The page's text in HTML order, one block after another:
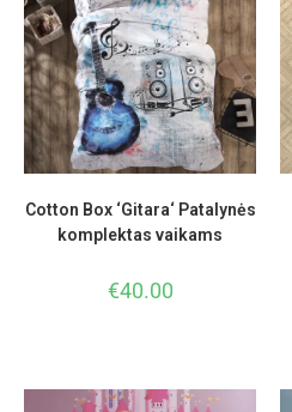
Cotton Box ‘Gitara‘ Patalynės
komplektas vaikams
€40.00